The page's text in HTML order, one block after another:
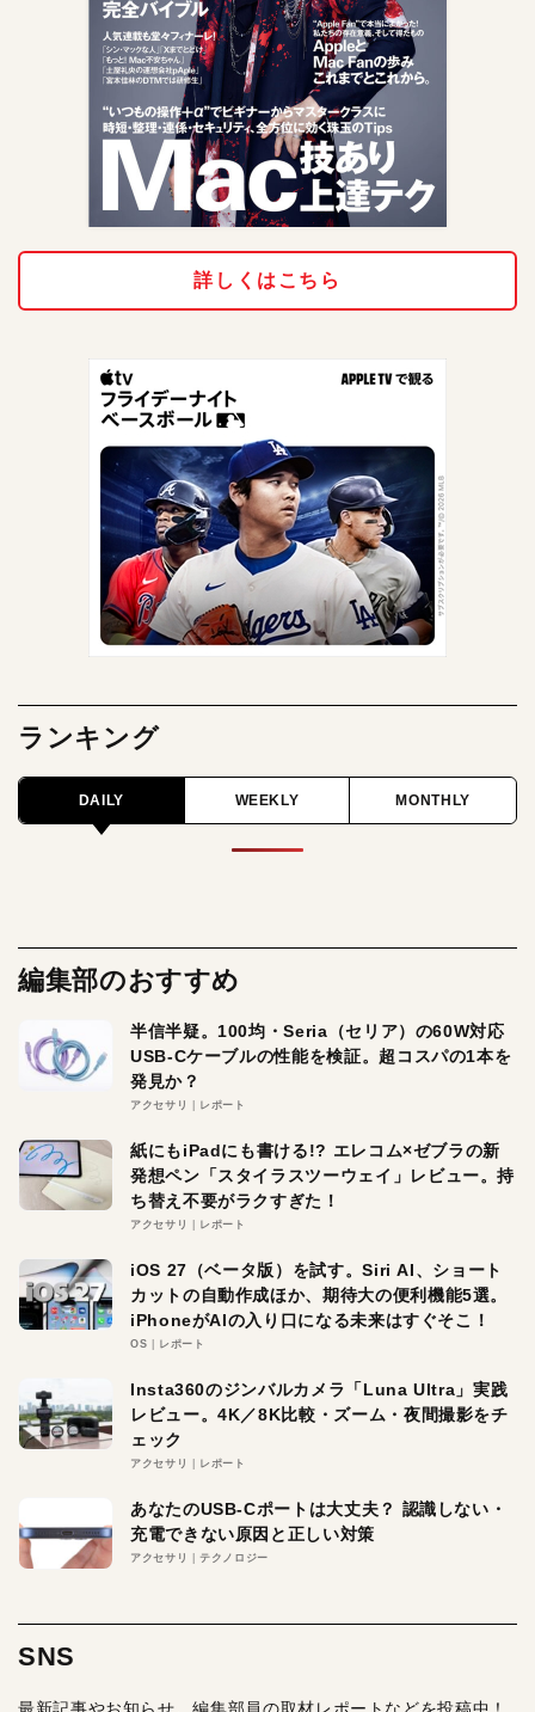
詳しくはこちら
ランキング
DAILY WEEKLY MONTHLY
編集部のおすすめ
半信半疑。100均・Seria（セリア）の60W対応
USB-Cケーブルの性能を検証。超コスパの1本を
発見か？
アクセサリ レポート
紙にもiPadにも書ける!? エレコム×ゼブラの新
発想ペン「スタイラスツーウェイ」レビュー。持
ち替え不要がラクすぎた！
アクセサリ レポート
iOS 27（ベータ版）を試す。Siri AI、ショート
カットの自動作成ほか、期待大の便利機能5選。
iPhoneがAIの入り口になる未来はすぐそこ！
OS レポート
Insta360のジンバルカメラ「Luna Ultra」実践
レビュー。4K／8K比較・ズーム・夜間撮影をチ
ェック
アクセサリ レポート
あなたのUSB-Cポートは大丈夫？ 認識しない・
充電できない原因と正しい対策
アクセサリ テクノロジー
SNS